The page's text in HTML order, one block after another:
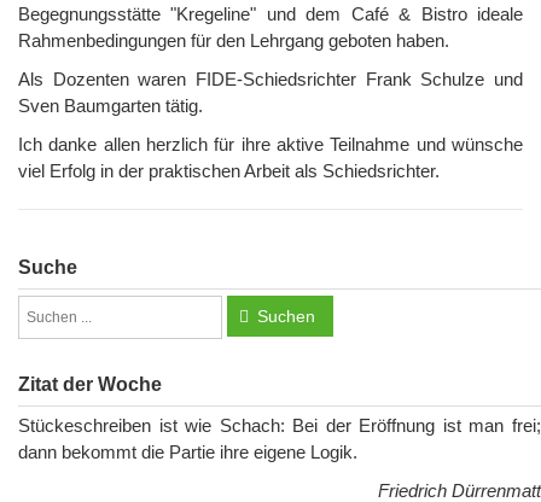
Begegnungsstätte "Kregeline" und dem Café & Bistro ideale
Rahmenbedingungen für den Lehrgang geboten haben.
Als Dozenten waren FIDE-Schiedsrichter Frank Schulze und
Sven Baumgarten tätig.
Ich danke allen herzlich für ihre aktive Teilnahme und wünsche
viel Erfolg in der praktischen Arbeit als Schiedsrichter.
Suche
Suchen
Zitat der Woche
Stückeschreiben ist wie Schach: Bei der Eröffnung ist man frei;
dann bekommt die Partie ihre eigene Logik.
Friedrich Dürrenmatt